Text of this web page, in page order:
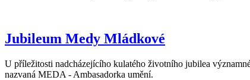
Jubileum Medy Mládkové
U příležitosti nadcházejícího kulatého životního jubilea
nazvaná MEDA - Ambasadorka umění.